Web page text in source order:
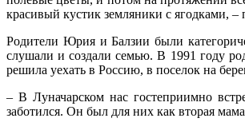
красивый кустик земляники с ягодками,
Родители Юрия и Балзии были
слушали и создали семью. В 1991 году
решила уехать в Россию, в поселок на
– В Луначарском нас гостеприимно
заботился. Он был для них как вторая